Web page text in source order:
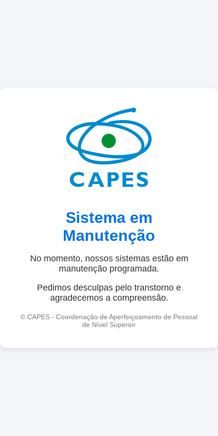
Sistema em
Manutenção
No momento, nossos sistemas estão em
manutenção programada.
Pedimos desculpas pelo transtorno e
agradecemos a compreensão.
© CAPES - Coordenação de Aperfeiçoamento de Pessoal
de Nível Superior